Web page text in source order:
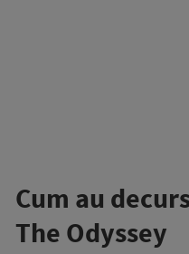
Cum au
The Odyssey